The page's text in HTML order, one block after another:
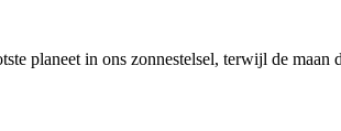
planeet in ons zonnestelsel, terwijl de maan